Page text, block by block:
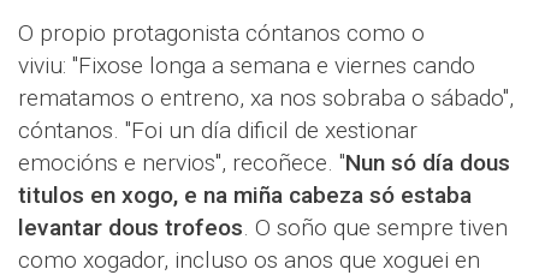
O propio protagonista cóntanos como o
viviu: "Fixose longa a semana e viernes cando
rematamos o entreno, xa nos sobraba o sábado",
cóntanos. "Foi un día dificil de xestionar
emocións e nervios", recoñece. "Nun só día dous
titulos en xogo, e na miña cabeza só estaba
levantar dous trofeos. O soño que sempre tiven
como xogador, incluso os anos que xoguei en